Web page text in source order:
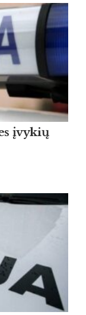
įvykių